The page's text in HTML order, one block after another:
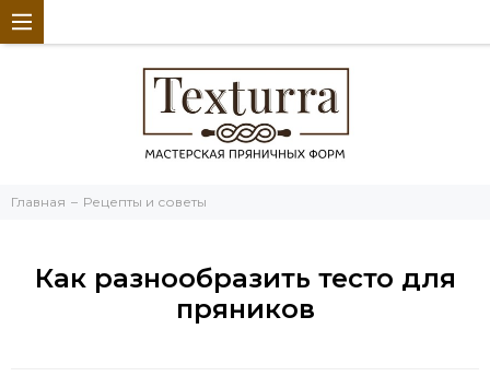
Главная Рецепты и советы
Как разнообразить тесто для
пряников